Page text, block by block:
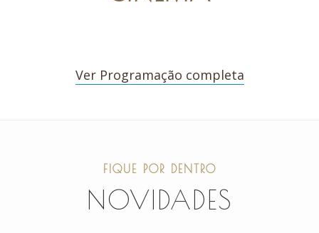
Ver Programação completa
FIQUE POR DENTRO
NOVIDADES